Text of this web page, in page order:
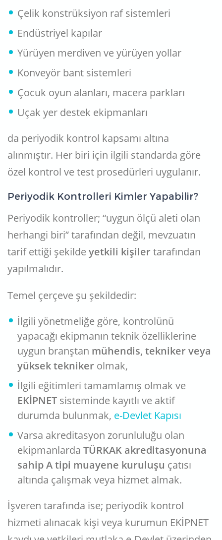
Çelik konstrüksiyon raf sistemleri
Endüstriyel kapılar
Yürüyen merdiven ve yürüyen yollar
Konveyör bant sistemleri
Çocuk oyun alanları, macera parkları
Uçak yer destek ekipmanları
da periyodik kontrol kapsamı altına
alınmıştır. Her biri için ilgili standarda göre
özel kontrol ve test prosedürleri uygulanır.
Periyodik Kontrolleri Kimler Yapabilir?
Periyodik kontroller; “uygun ölçü aleti olan
herhangi biri” tarafından değil, mevzuatın
tarif ettiği şekilde yetkili kişilertarafından
yapılmalıdır.
Temel çerçeve şu şekildedir:
İlgili yönetmeliğe göre, kontrolünü
yapacağı ekipmanın teknik özelliklerine
uygun branştan mühendis, tekniker veya
yüksek tekniker olmak,
İlgili eğitimleri tamamlamış olmak ve
EKİPNET sisteminde kayıtlı ve aktif
durumda bulunmak, e-Devlet Kapısı
Varsa akreditasyon zorunluluğu olan
ekipmanlarda TÜRKAK akreditasyonuna
sahip A tipi muayene kuruluşu çatısı
altında çalışmak veya hizmet almak.
İşveren tarafında ise; periyodik kontrol
hizmeti alınacak kişi veya kurumun EKİPNET